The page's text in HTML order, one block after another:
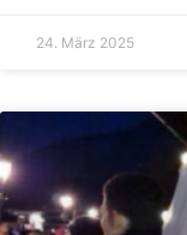
24. März 2025